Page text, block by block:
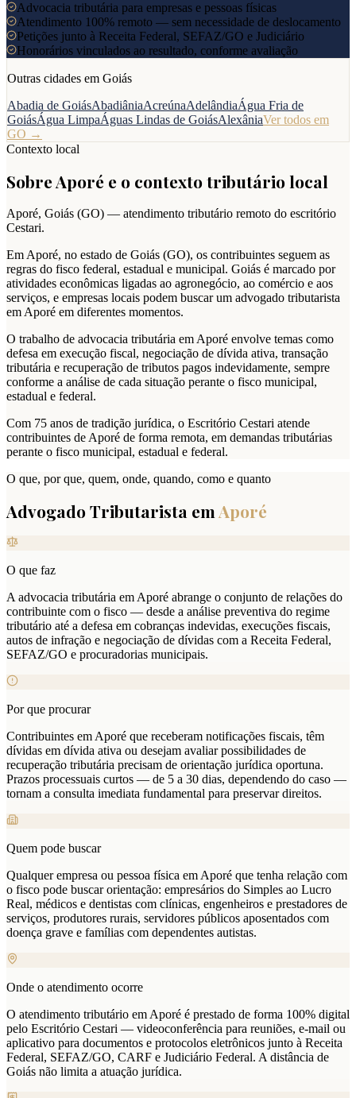
Advocacia tributária para empresas e pessoas físicas
Atendimento 100% remoto — sem necessidade de deslocamento
Petições junto à Receita Federal, SEFAZ/GO e Judiciário
Honorários vinculados ao resultado, conforme avaliação
Outras cidades em Goiás
Abadia de GoiásAbadiâniaAcreúnaAdelândiaÁgua Fria de
GoiásÁgua LimpaÁguas Lindas de GoiásAlexâniaVer todos em
GO →
Contexto local
SobreAporé e o contexto tributário local
Aporé, Goiás (GO) — atendimento tributário remoto do escritório
Cestari.
Em Aporé, no estado de Goiás (GO), os contribuintes seguem as
regras do fisco federal, estadual e municipal. Goiás é marcado por
atividades econômicas ligadas ao agronegócio, ao comércio e aos
serviços, e empresas locais podem buscar um advogado tributarista
em Aporé em diferentes momentos.
O trabalho de advocacia tributária em Aporé envolve temas como
defesa em execução fiscal, negociação de dívida ativa, transação
tributária e recuperação de tributos pagos indevidamente, sempre
conforme a análise de cada situação perante o fisco municipal,
estadual e federal.
Com 75 anos de tradição jurídica, o Escritório Cestari atende
contribuintes de Aporé de forma remota, em demandas tributárias
perante o fisco municipal, estadual e federal.
O que, por que, quem, onde, quando, como e quanto
Advogado Tributarista em Aporé
O que faz
A advocacia tributária em Aporé abrange o conjunto de relações do
contribuinte com o fisco — desde a análise preventiva do regime
tributário até a defesa em cobranças indevidas, execuções fiscais,
autos de infração e negociação de dívidas com a Receita Federal,
SEFAZ/GO e procuradorias municipais.
Por que procurar
Contribuintes em Aporé que receberam notificações fiscais, têm
dívidas em dívida ativa ou desejam avaliar possibilidades de
recuperação tributária precisam de orientação jurídica oportuna.
Prazos processuais curtos — de 5 a 30 dias, dependendo do caso —
tornam a consulta imediata fundamental para preservar direitos.
Quem pode buscar
Qualquer empresa ou pessoa física em Aporé que tenha relação com
o fisco pode buscar orientação: empresários do Simples ao Lucro
Real, médicos e dentistas com clínicas, engenheiros e prestadores de
serviços, produtores rurais, servidores públicos aposentados com
doença grave e famílias com dependentes autistas.
Onde o atendimento ocorre
O atendimento tributário em Aporé é prestado de forma 100% digital
pelo Escritório Cestari — videoconferência para reuniões, e-mail ou
aplicativo para documentos e protocolos eletrônicos junto à Receita
Federal, SEFAZ/GO, CARF e Judiciário Federal. A distância de
Goiás não limita a atuação jurídica.